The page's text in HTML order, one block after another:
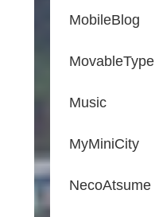
MobileBlog
MovableType
Music
MyMiniCity
NecoAtsume